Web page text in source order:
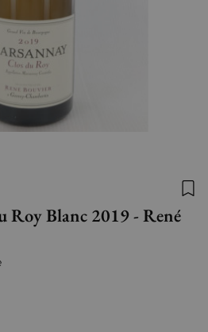
Roy Blanc 2019 - René